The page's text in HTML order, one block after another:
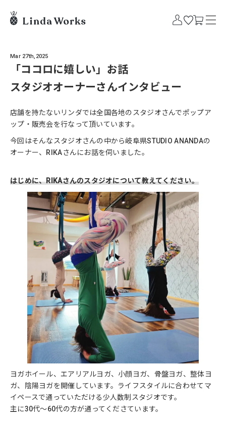
Mar 27th,2025
「ココロに嬉しい」お話
スタジオオーナーさんインタビュー
店舗を持たないリンダでは全国各地のスタジオさんでポップア
ップ・販売会を行なって頂いています。
今回はそんなスタジオさんの中から岐阜県STUDIO ANANDAの
オーナー、RIKAさんにお話を伺いました。
はじめに、RIKAさんのスタジオについて教えてください。
ヨガホイール、エアリアルヨガ、小顔ヨガ、骨盤ヨガ、整体ヨ
ガ、陰陽ヨガを開催しています。ライフスタイルに合わせてマ
イペースで通っていただける少人数制スタジオです。
主に30代～60代の方が通ってくださています。